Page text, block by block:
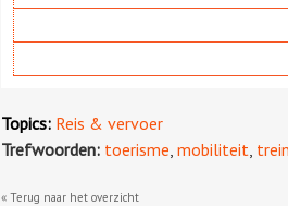
Topics: Reis & vervoer
Trefwoorden: toerisme mobiliteit trein
« Terug naar het overzicht